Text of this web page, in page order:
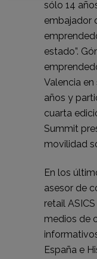
sólo 14
embajador
estado”.
Valencia
años y
cuarta
Summit
movilidad
En los
asesor de
retail
medios de
España e